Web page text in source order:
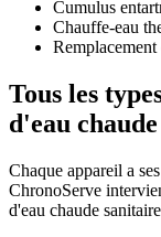
Cumulus
Chauffe-eau
Tous les
d'eau
Chaque appareil a
ChronoServe
d'eau chaude